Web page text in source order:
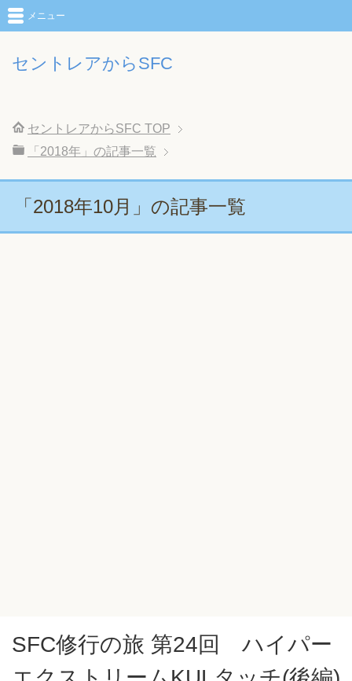
セントレアからSFC
メニュー
セントレアからSFC TOP
「2018年」の記事一覧
「2018年10月」の記事一覧
SFC修行の旅 第24回 ハイパー